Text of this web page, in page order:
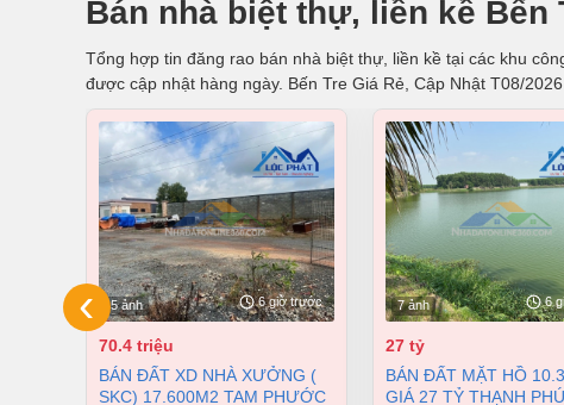
Bán nhà biệt thự, liền kề Bến
Tổng hợp tin đăng rao bán nhà biệt thự, liền kề tại các khu
được cập nhật hàng ngày. Bến Tre Giá Rẻ, Cập Nhật T08/2026
5 ảnh 6 giờ trước
70.4 triệu
BÁN ĐẤT XD NHÀ XƯỞNG (
SKC) 17.600M2 TAM PHƯỚC
7 ảnh 6
27 tỷ
BÁN ĐẤT MẶT HỒ 10.300M2
GIÁ 27 TỶ THẠNH
‹